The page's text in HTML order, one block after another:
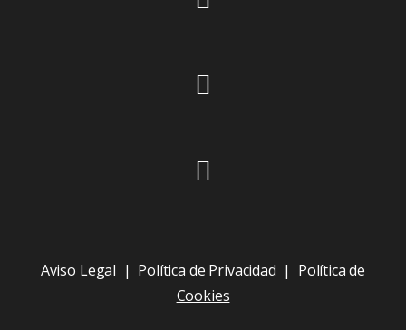
Aviso Legal | Política de Privacidad | Política de
Cookies